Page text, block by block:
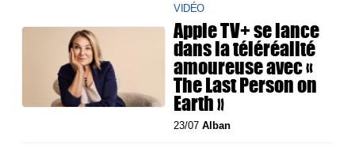
VIDÉO
Apple TV+ se lance
dans la téléréalité
amoureuse avec «
The Last Person on
Earth »
23/07Alban